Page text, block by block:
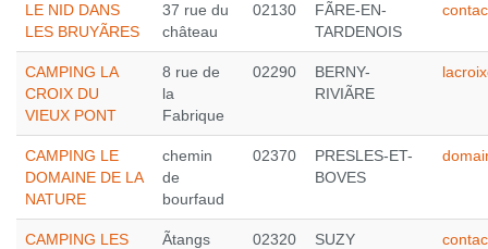
LE NID DANS
LES BRUYÃRES
37 rue du
château
02130
FÃRE-EN-
TARDENOIS
CAMPING LA
CROIX DU
VIEUX PONT
8 rue de
la
Fabrique
02290
BERNY-
RIVIÃRE
CAMPING LE
DOMAINE DE LA
NATURE
chemin
de
bourfaud
02370
PRESLES-ET-
BOVES
CAMPING LES
Ãtangs
02320 SUZY